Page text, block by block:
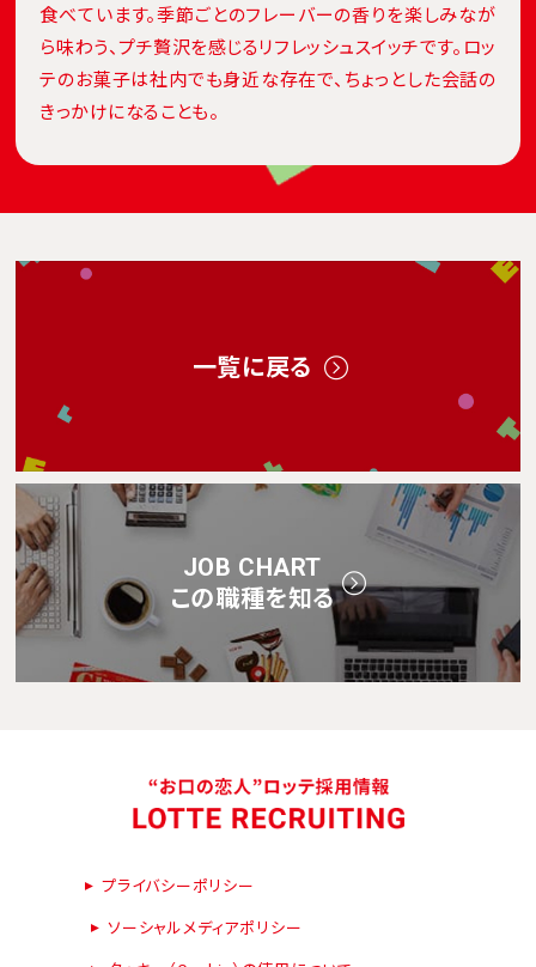
食べています。季節ごとのフレーバーの香りを楽しみなが
ら味わう、プチ贅沢を感じるリフレッシュスイッチです。ロッ
テのお菓子は社内でも身近な存在で、ちょっとした会話の
きっかけになることも。
一覧に戻る
JOB CHART
この職種を知る
プライバシーポリシー
ソーシャルメディアポリシー